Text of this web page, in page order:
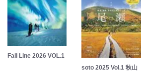
Fall Line 2026 VOL.1
soto 2025 Vol.1 秋山